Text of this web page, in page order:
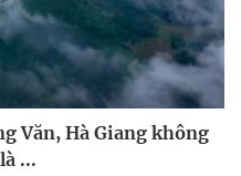
Văn, Hà Giang không
...